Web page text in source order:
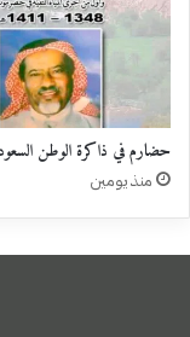
حضارم في ذاكرة الوطن
منذ يومين